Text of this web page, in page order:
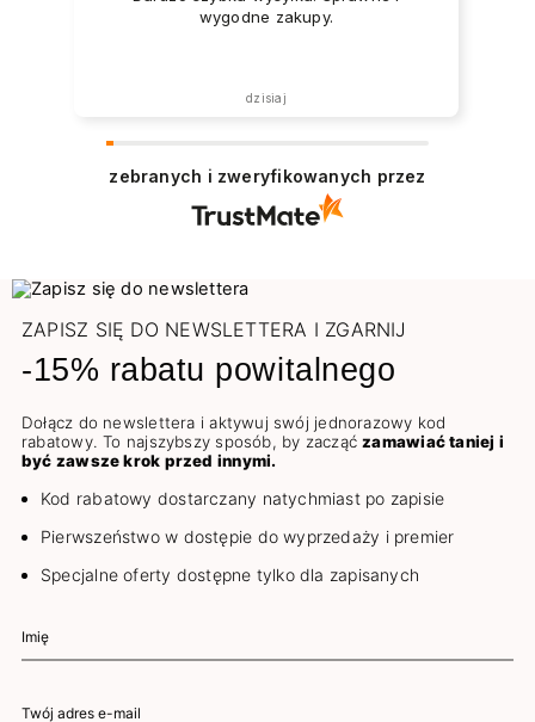
wygodne zakupy.
dzisiaj
zebranych i zweryfikowanych przez
ZAPISZ SIĘ DO NEWSLETTERA I ZGARNIJ
-15% rabatu powitalnego
Dołącz do newslettera i aktywuj swój jednorazowy kod
rabatowy. To najszybszy sposób, by zacząćzamawiać taniej i
być zawsze krok przed innymi.
Kod rabatowy dostarczany natychmiast po zapisie
Pierwszeństwo w dostępie do wyprzedaży i premier
Specjalne oferty dostępne tylko dla zapisanych